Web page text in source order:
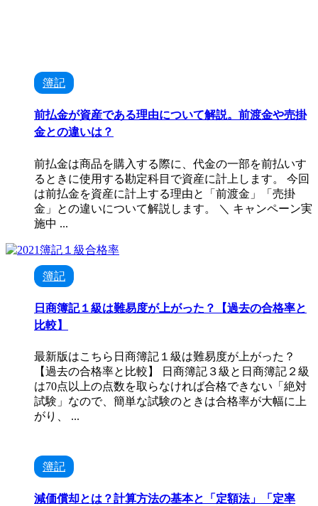
簿記
前払金が資産である理由について解説。前渡金や売掛
金との違いは？
前払金は商品を購入する際に、代金の一部を前払いす
るときに使用する勘定科目で資産に計上します。 今回
は前払金を資産に計上する理由と「前渡金」「売掛
金」との違いについて解説します。 ＼ キャンペーン実
施中 ...
簿記
日商簿記１級は難易度が上がった？【過去の合格率と
比較】
最新版はこちら日商簿記１級は難易度が上がった？
【過去の合格率と比較】 日商簿記３級と日商簿記２級
は70点以上の点数を取らなければ合格できない「絶対
試験」なので、簡単な試験のときは合格率が大幅に上
がり、 ...
簿記
減価償却とは？計算方法の基本と「定額法」「定率